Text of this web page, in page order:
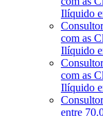
Ilíquido
com as
Ilíquido
com as
Ilíquido
entre